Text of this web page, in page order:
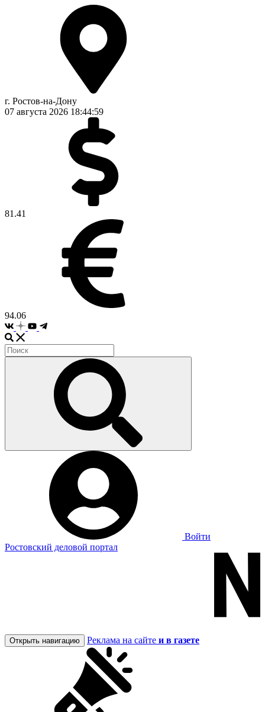
г. Ростов-на-Дону
07 августа 2026 18:44:59
81.41
94.06
Войти
Ростовский деловой портал
Открыть навигацию Реклама на сайте и в газете